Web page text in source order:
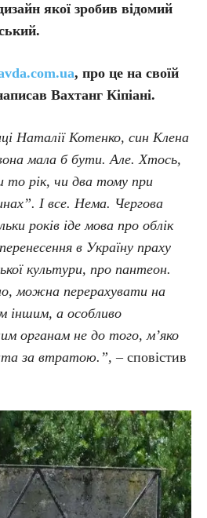
якої зробив відомий
, про це на своїй
Вахтанг Кіпіані.
Наталії Котенко, син Клена
мала б бути. Але. Хтось,
то рік, чи два тому при
І все. Нема. Чергова
років іде мова про облік
в Україну праху
культури, про пантеон.
можна перерахувати на
іншим, а особливо
органам не до того, м’яко
за втратою.”, – сповістив